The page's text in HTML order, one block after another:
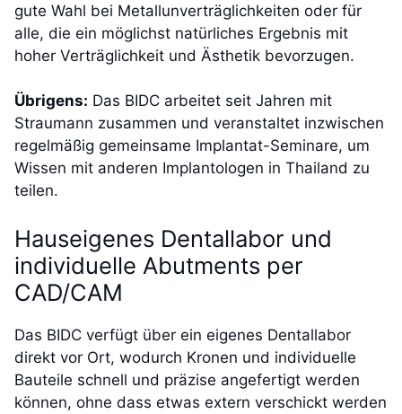
gute Wahl bei Metallunverträglichkeiten oder für
alle, die ein möglichst natürliches Ergebnis mit
hoher Verträglichkeit und Ästhetik bevorzugen.
Übrigens: Das BIDC arbeitet seit Jahren mit
Straumann zusammen und veranstaltet inzwischen
regelmäßig gemeinsame Implantat-Seminare, um
Wissen mit anderen Implantologen in Thailand zu
teilen.
Hauseigenes Dentallabor und
individuelle Abutments per
CAD/CAM
Das BIDC verfügt über ein eigenes Dentallabor
direkt vor Ort, wodurch Kronen und individuelle
Bauteile schnell und präzise angefertigt werden
können, ohne dass etwas extern verschickt werden